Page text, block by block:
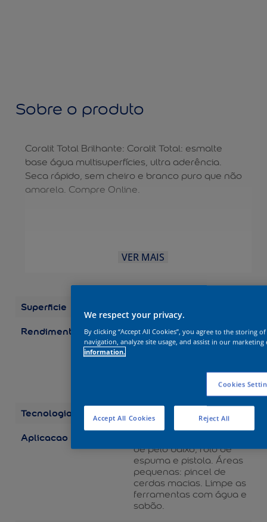
Sobre o produto
Coralit Total Brilhante: Coralit Total: esmalte
base água multisuperfícies, ultra aderência.
Seca rápido, sem cheiro e branco puro que não
amarela. Compre Online.
VER MAIS
Superficie
Rendimento
Embalagens/Rendimento
(por demão) Galão 3,6 L:
até 19 m2 Quarto 0,8 L:
Tecnologia Balance
Aplicacao
de pelo baixo, rolo de
espuma e pistola. Áreas
pequenas: pincel de
cerdas macias. Limpe as
ferramentas com água e
sabão.
We respect your privacy.
By clicking “Accept All Cookies”, you agree to the storing
navigation, analyze site usage, and assist in our
information.
Cookies
Reject All
Accept All Cookies